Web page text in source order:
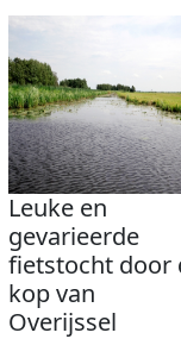
Leuke en
gevarieerde
fietstocht door
kop van
Overijssel